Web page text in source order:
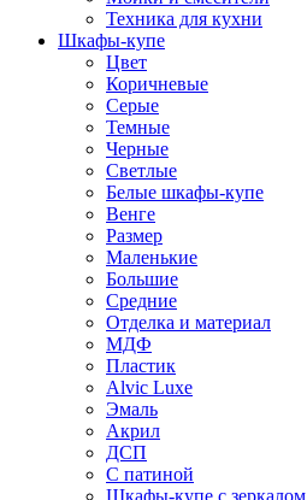
Техника для кухни
Шкафы-купе
Цвет
Коричневые
Серые
Темные
Черные
Светлые
Белые шкафы-купе
Венге
Размер
Маленькие
Большие
Средние
Отделка и материал
МДФ
Пластик
Alvic Luxe
Эмаль
Акрил
ДСП
С патиной
Шкафы-купе с зеркалом